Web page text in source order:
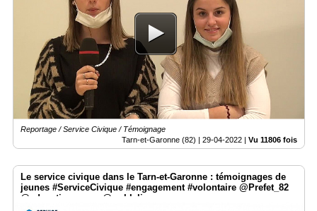
Reportage / Service Civique / Témoignage
Tarn-et-Garonne (82) | 29-04-2022 Vu 11806 fois
Le service civique dans le Tarn-et-Garonne : témoignages de
jeunes #ServiceCivique #engagement #volontaire @Prefet_82
@education_gouv @weblaligue